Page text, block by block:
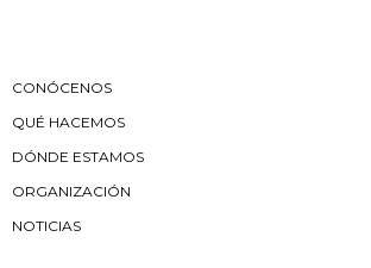
CONÓCENOS
QUÉ HACEMOS
DÓNDE ESTAMOS
ORGANIZACIÓN
NOTICIAS